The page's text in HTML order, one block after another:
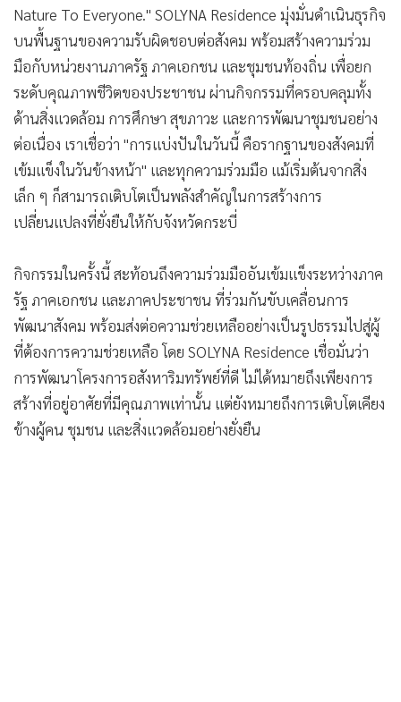
นางสาวณชญาดา ฉัตรพิชาภร กล่าวว่า ภายใต้แนวคิด "From
Nature To Everyone." SOLYNA Residence มุ่งมั่นดำเนินธุรกิจ
บนพื้นฐานของความรับผิดชอบต่อสังคม พร้อมสร้างความร่วม